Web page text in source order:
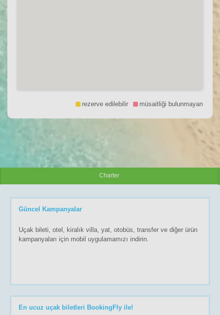
rezerve edilebilir müsaitliği bulunmayan
Charter
Güncel Kampanyalar
Uçak bileti, otel, kiralık villa, yat, otobüs, transfer ve diğer ürün
kampanyaları için mobil uygulamamızı indirin.
En ucuz uçak biletleri BookingFly ile!